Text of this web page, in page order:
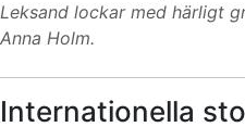
Leksand lockar med härligt
Anna Holm.
Internationella